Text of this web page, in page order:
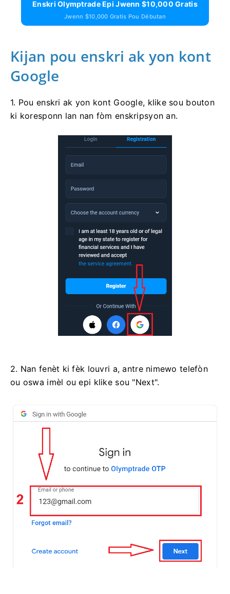
Enskri Olymptrade Epi Jwenn $10,000 Gratis
Jwenn $10,000 Gratis Pou Débutan
Kijan pou enskri ak yon kont
Google
1. Pou enskri ak yon kont Google, klike sou bouton
ki koresponn lan nan fòm enskripsyon an.
2. Nan fenèt ki fèk louvri a, antre nimewo telefòn
ou oswa imèl ou epi klike sou "Next".